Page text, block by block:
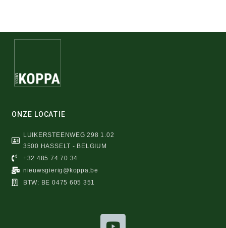
ONZE LOCATIE
LUIKERSTEENWEG 298 1.02
3500 HASSELT - BELGIUM
+32 485 74 70 34
nieuwsgierig@koppa.be
BTW: BE 0475 605 351